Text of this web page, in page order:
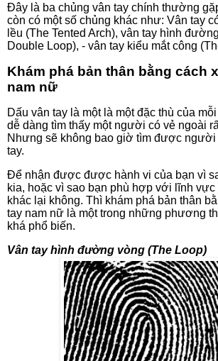
Đây là ba chủng vân tay chính thường
còn có một số chủng khác như: Vân tay
lều (The Tented Arch), vân tay hình
Double Loop), - vân tay kiểu mắt công
Khám phá bản thân bằng cách
nam nữ
Dấu vân tay là một là một đặc thù của
dễ dàng tìm thấy một người có vẻ ngoài
Nhưng sẽ không bao giờ tìm được người
tay.
Để nhận được được hành vi của bạn vì
kia, hoặc vì sao bạn phù hợp với lĩnh
khác lại không. Thì khám phá bản thân
tay nam nữ là một trong những phương
khá phổ biến.
Vân tay hình đường vòng (The Loop)